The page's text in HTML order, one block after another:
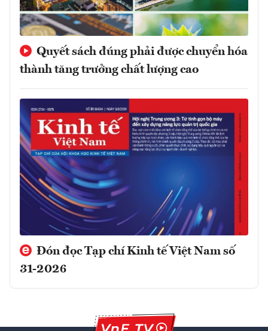
Quyết sách đúng phải được chuyển hóa
thành tăng trưởng chất lượng cao
Đón đọc Tạp chí Kinh tế Việt Nam số
31-2026